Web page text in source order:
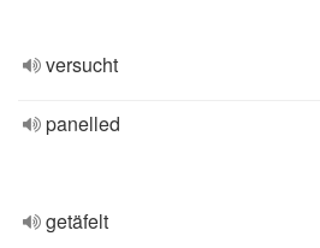
versucht
panelled
getäfelt